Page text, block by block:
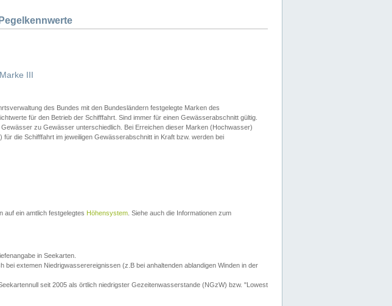
III
des Bundes mit den Bundesländern festgelegte Marken des
für den Betrieb der Schifffahrt. Sind immer für einen Gewässerabschnitt gültig.
zu Gewässer unterschiedlich. Bei Erreichen dieser Marken (Hochwasser)
die Schifffahrt im jeweiligen Gewässerabschnitt in Kraft bzw. werden bei
auf ein amtlich festgelegtes Höhensystem . Siehe auch die Informationen zum
in Seekarten.
bei extemen Niedrigwasserereignissen (z.B bei anhaltenden ablandigen Winden in der
seit 2005 als örtlich niedrigster Gezeitenwasserstande (NGzW) bzw. "Lowest